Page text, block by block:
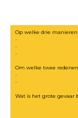
Op welke drie
-
-
-
Om welke twee
-
-
Wat is het grote gevaar